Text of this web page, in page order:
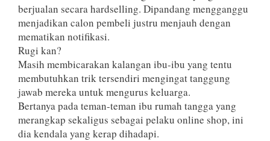
berjualan secara hardselling. Dipandang mengganggu
menjadikan calon pembeli justru menjauh dengan
mematikan notifikasi.
Rugi kan?
Masih membicarakan kalangan ibu-ibu yang tentu
membutuhkan trik tersendiri mengingat tanggung
jawab mereka untuk mengurus keluarga.
Bertanya pada teman-teman ibu rumah tangga yang
merangkap sekaligus sebagai pelaku online shop, ini
dia kendala yang kerap dihadapi.